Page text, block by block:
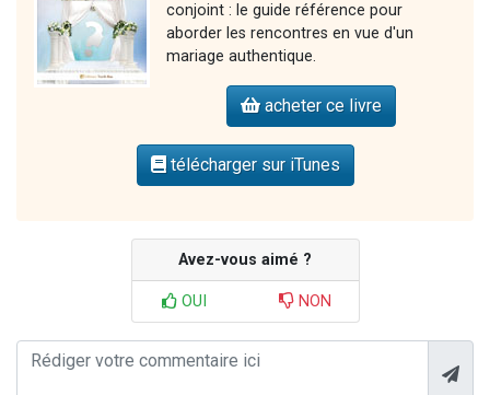
conjoint : le guide référence pour
aborder les rencontres en vue d'un
mariage authentique.
acheter ce livre
télécharger sur iTunes
Avez-vous aimé ?
OUI NON